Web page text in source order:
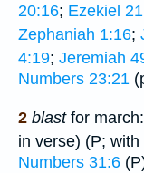
20:16; Ezekiel
Zephaniah 1:16;
4:19; Jeremiah
Numbers 23:21
2 blastfor march:
in verse) (P; with
Numbers 31:6